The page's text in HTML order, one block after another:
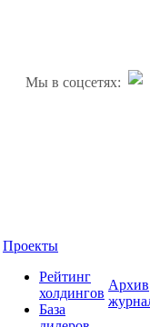
Мы в соцсетях:
Проекты
Рейтинг
холдингов
База
Архив